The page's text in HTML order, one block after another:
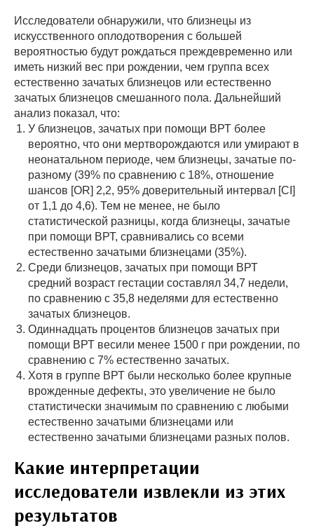
Исследователи обнаружили, что близнецы из
искусственного оплодотворения с большей
вероятностью будут рождаться преждевременно или
иметь низкий вес при рождении, чем группа всех
естественно зачатых близнецов или естественно
зачатых близнецов смешанного пола. Дальнейший
анализ показал, что:
У близнецов, зачатых при помощи ВРТ более
вероятно, что они мертворождаются или умирают в
неонатальном периоде, чем близнецы, зачатые по-
разному (39% по сравнению с 18%, отношение
шансов [OR] 2,2, 95% доверительный интервал [CI]
от 1,1 до 4,6). Тем не менее, не было
статистической разницы, когда близнецы, зачатые
при помощи ВРТ, сравнивались со всеми
естественно зачатыми близнецами (35%).
Среди близнецов, зачатых при помощи ВРТ
средний возраст гестации составлял 34,7 недели,
по сравнению с 35,8 неделями для естественно
зачатых близнецов.
Одиннадцать процентов близнецов зачатых при
помощи ВРТ весили менее 1500 г при рождении, по
сравнению с 7% естественно зачатых.
Хотя в группе ВРТ были несколько более крупные
врожденные дефекты, это увеличение не было
статистически значимым по сравнению с любыми
естественно зачатыми близнецами или
естественно зачатыми близнецами разных полов.
Какие интерпретации
исследователи извлекли из этих
результатов